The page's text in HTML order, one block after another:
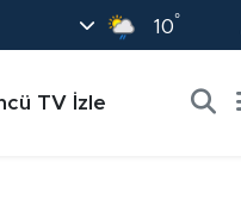
10°
TV İzle